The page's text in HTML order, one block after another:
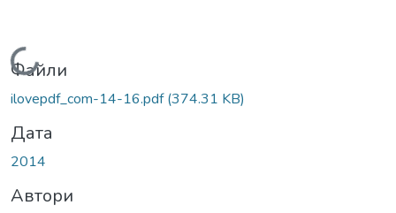
Вантажиться...
Файли
ilovepdf_com-14-16.pdf(374.31 KB)
Дата
2014
Автори